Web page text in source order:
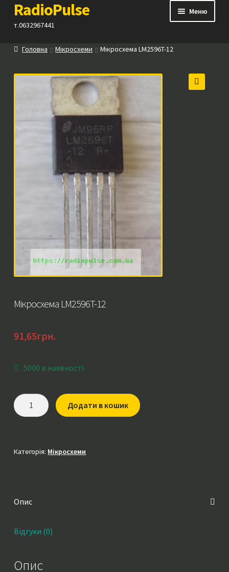
Перейти
до
Перейти
до
RadioPulse
т.0632967441
Меню
Каталог
Як купити
Контакти
Прайс
Головна Мікросхеми Мікросхема LM2596T-12
Мікросхема LM2596T-12
91,65грн.
5000 в наявності
Мікросхема
LM2596T-
Додати в кошик
Категорія: Мікросхеми
Опис
Відгуки (0)
Опис